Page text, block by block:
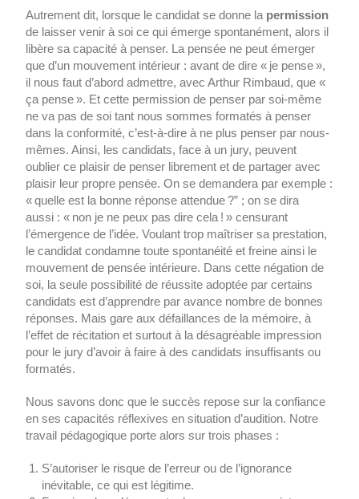
Autrement dit, lorsque le candidat se donne la permission
de laisser venir à soi ce qui émerge spontanément, alors il
libère sa capacité à penser. La pensée ne peut émerger
que d’un mouvement intérieur : avant de dire « je pense »,
il nous faut d’abord admettre, avec Arthur Rimbaud, que «
ça pense ». Et cette permission de penser par soi-même
ne va pas de soi tant nous sommes formatés à penser
dans la conformité, c’est-à-dire à ne plus penser par nous-
mêmes. Ainsi, les candidats, face à un jury, peuvent
oublier ce plaisir de penser librement et de partager avec
plaisir leur propre pensée. On se demandera par exemple :
« quelle est la bonne réponse attendue ?” ; on se dira
aussi : « non je ne peux pas dire cela ! » censurant
l’émergence de l’idée. Voulant trop maîtriser sa prestation,
le candidat condamne toute spontanéité et freine ainsi le
mouvement de pensée intérieure. Dans cette négation de
soi, la seule possibilité de réussite adoptée par certains
candidats est d’apprendre par avance nombre de bonnes
réponses. Mais gare aux défaillances de la mémoire, à
l’effet de récitation et surtout à la désagréable impression
pour le jury d’avoir à faire à des candidats insuffisants ou
formatés.
Nous savons donc que le succès repose sur la confiance
en ses capacités réflexives en situation d’audition. Notre
travail pédagogique porte alors sur trois phases :
S’autoriser le risque de l’erreur ou de l’ignorance
inévitable, ce qui est légitime.